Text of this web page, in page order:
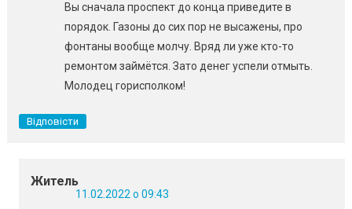
Вы сначала проспект до конца приведите в
порядок. Газоны до сих пор не высажены, про
фонтаны вообще молчу. Вряд ли уже кто-то
ремонтом займётся. Зато денег успели отмыть.
Молодец горисполком!
Відповісти
Житель
11.02.2022 о 09:43